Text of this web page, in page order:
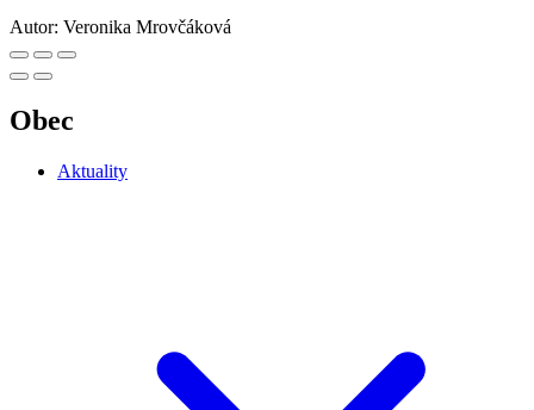
Autor: Veronika Mrovčáková
Obec
Aktuality